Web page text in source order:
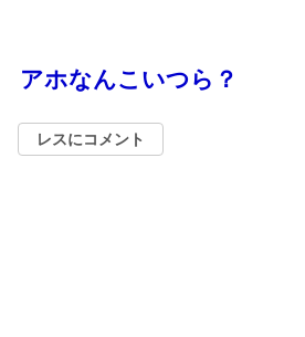
アホなんこいつら？
レスにコメント